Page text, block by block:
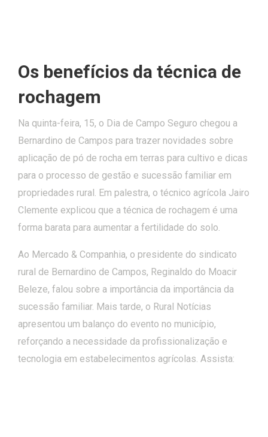
Os benefícios da técnica de
rochagem
Na quinta-feira, 15, o Dia de Campo Seguro chegou a
Bernardino de Campos para trazer novidades sobre
aplicação de pó de rocha em terras para cultivo e dicas
para o processo de gestão e sucessão familiar em
propriedades rural. Em palestra, o técnico agrícola Jairo
Clemente explicou que a técnica de rochagem é uma
forma barata para aumentar a fertilidade do solo.
Ao Mercado & Companhia, o presidente do sindicato
rural de Bernardino de Campos, Reginaldo do Moacir
Beleze, falou sobre a importância da importância da
sucessão familiar. Mais tarde, o Rural Notícias
apresentou um balanço do evento no município,
reforçando a necessidade da profissionalização e
tecnologia em estabelecimentos agrícolas. Assista: